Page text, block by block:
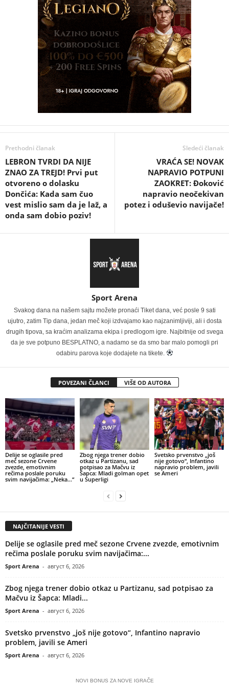
Prethodni članak
LEBRON TVRDI DA NIJE
ZNAO ZA TREJD! Prvi put
otvoreno o dolasku
Dončića: Kada sam čuo
vest mislio sam da je laž, a
onda sam dobio poziv!
Sledeći članak
VRAĆA SE! NOVAK
NAPRAVIO POTPUNI
ZAOKRET: Đoković
napravio neočekivan
potez i oduševio navijače!
Sport Arena
Svakog dana na našem sajtu možete pronaći Tiket dana, već posle 9 sati
ujutro, zatim Tip dana, jedan meč koji izdvajamo kao najzanimljiviji, ali i dosta
drugih tipova, sa kraćim analizama ekipa i predlogom igre. Najbitnije od svega
da je sve potpuno BESPLATNO, a nadamo se da smo bar malo pomogli pri
odabiru parova koje dodajete na tikete.
POVEZANI ČLANCI VIŠE OD AUTORA
Delije se oglasile pred
meč sezone Crvene
zvezde, emotivnim
rečima poslale poruku
svim navijačima: „Neka…“
Zbog njega trener dobio
otkaz u Partizanu, sad
potpisao za Mačvu iz
Šapca: Mladi golman opet
u Superligi
Svetsko prvenstvo „još
nije gotovo“, Infantino
napravio problem, javili
se Ameri
NAJČITANIJE VESTI
Delije se oglasile pred meč sezone Crvene zvezde, emotivnim
rečima poslale poruku svim navijačima:...
Sport Arena - август 6, 2026
Zbog njega trener dobio otkaz u Partizanu, sad potpisao za
Mačvu iz Šapca: Mladi...
Sport Arena - август 6, 2026
Svetsko prvenstvo „još nije gotovo“, Infantino napravio
problem, javili se Ameri
Sport Arena - август 6, 2026
NOVI BONUS ZA NOVE IGRAČE